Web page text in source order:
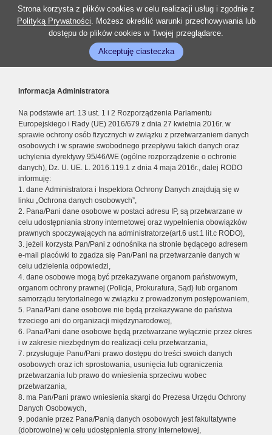
Strona korzysta z plików cookies w celu realizacji usług i zgodnie z
Polityką Prywatności. Możesz określić warunki przechowywania lub
dostępu do plików cookies w Twojej przeglądarce.
Akceptuję ciasteczka
Informacja Administratora
Na podstawie art. 13 ust. 1 i 2 Rozporządzenia Parlamentu
Europejskiego i Rady (UE) 2016/679 z dnia 27 kwietnia 2016r. w
sprawie ochrony osób fizycznych w związku z przetwarzaniem danych
osobowych i w sprawie swobodnego przepływu takich danych oraz
uchylenia dyrektywy 95/46/WE (ogólne rozporządzenie o ochronie
danych), Dz. U. UE. L. 2016.119.1 z dnia 4 maja 2016r., dalej RODO
informuję:
1. dane Administratora i Inspektora Ochrony Danych znajdują się w
linku „Ochrona danych osobowych”,
2. Pana/Pani dane osobowe w postaci adresu IP, są przetwarzane w
celu udostępniania strony internetowej oraz wypełnienia obowiązków
prawnych spoczywających na administratorze(art.6 ust.1 lit.c RODO),
3. jeżeli korzysta Pan/Pani z odnośnika na stronie będącego adresem
e-mail placówki to zgadza się Pan/Pani na przetwarzanie danych w
celu udzielenia odpowiedzi,
4. dane osobowe mogą być przekazywane organom państwowym,
organom ochrony prawnej (Policja, Prokuratura, Sąd) lub organom
samorządu terytorialnego w związku z prowadzonym postępowaniem,
5. Pana/Pani dane osobowe nie będą przekazywane do państwa
trzeciego ani do organizacji międzynarodowej,
6. Pana/Pani dane osobowe będą przetwarzane wyłącznie przez okres
i w zakresie niezbędnym do realizacji celu przetwarzania,
7. przysługuje Panu/Pani prawo dostępu do treści swoich danych
osobowych oraz ich sprostowania, usunięcia lub ograniczenia
przetwarzania lub prawo do wniesienia sprzeciwu wobec
przetwarzania,
8. ma Pan/Pani prawo wniesienia skargi do Prezesa Urzędu Ochrony
Danych Osobowych,
9. podanie przez Pana/Panią danych osobowych jest fakultatywne
(dobrowolne) w celu udostępnienia strony internetowej,